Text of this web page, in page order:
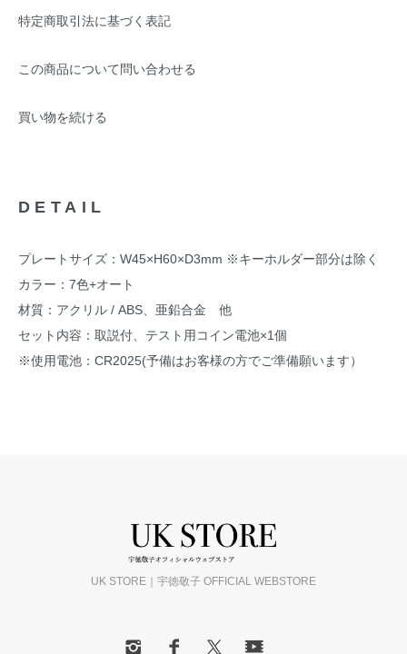
特定商取引法に基づく表記
この商品について問い合わせる
買い物を続ける
DETAIL
プレートサイズ：W45×H60×D3mm ※キーホルダー部分は除く
カラー：7色+オート
材質：アクリル / ABS、亜鉛合金 他
セット内容：取説付、テスト用コイン電池×1個
※使用電池：CR2025(予備はお客様の方でご準備願います）
UK STORE｜宇徳敬子 OFFICIAL WEBSTORE